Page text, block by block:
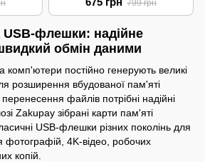
799 грн
USB-флешки: надійне
обмін даними
постійно генерують великі
розширення вбудованої пам'яті
файлів потрібні надійні
Zakupay зібрані карти пам'яті
USB-флешки різних поколінь для
фотографій, 4K-відео, робочих
копій.